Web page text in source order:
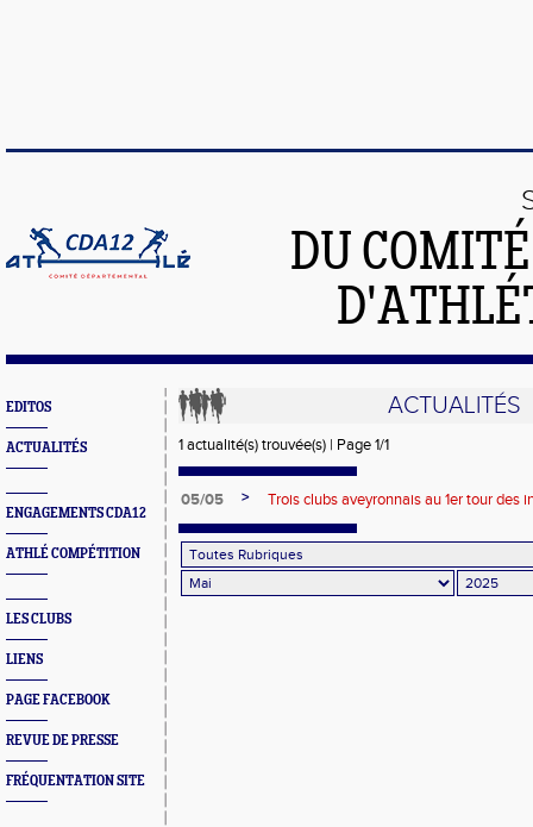
DU
EDITOS
ACTUALITÉS
ENGAGEMENTS CDA12
ATHLÉ COMPÉTITION
LES CLUBS
LIENS
PAGE FACEBOOK
REVUE DE PRESSE
FRÉQUENTATION SITE
ACTUALITÉS
1 actualité(s) trouvée(s) | Page 1/1
05/05 > Trois clubs aveyronnais au 1er tour des